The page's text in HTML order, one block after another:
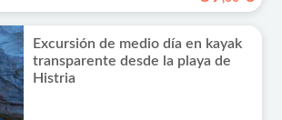
Excursión de medio día en kayak
transparente desde la playa de
Histria